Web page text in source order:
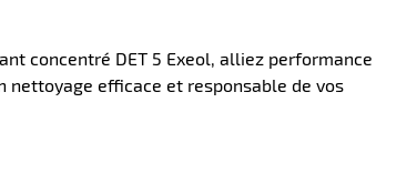
concentré DET 5 Exeol, alliez performance
nettoyage efficace et responsable de vos